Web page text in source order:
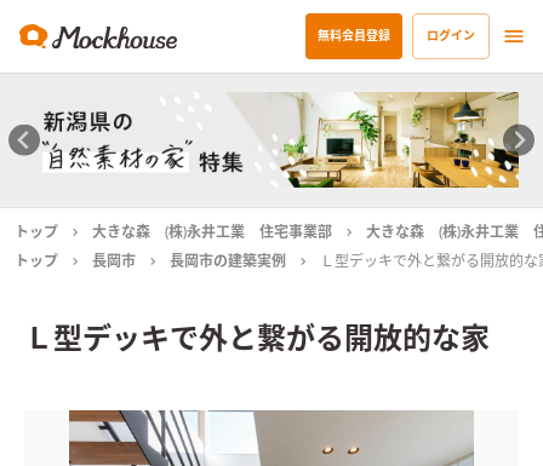
無料会員登録 ログイン
トップ 大きな森 (株)永井工業 住宅事業部
大きな森 (株)永井工業
トップ
長岡市 長岡市の建築実例 Ｌ型デッキで外と繋がる開放的な
Ｌ型デッキで外と繋がる開放的な家